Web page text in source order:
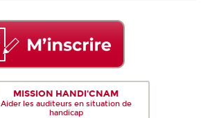
MISSION HANDI'CNAM
Aider les auditeurs en situation de
handicap